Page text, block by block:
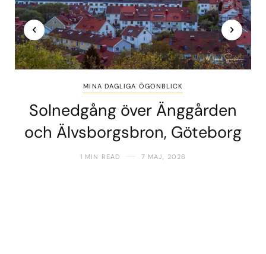
MINA DAGLIGA ÖGONBLICK
Solnedgång över Änggården
och Älvsborgsbron, Göteborg
1 MIN READ 7 MAJ, 2026